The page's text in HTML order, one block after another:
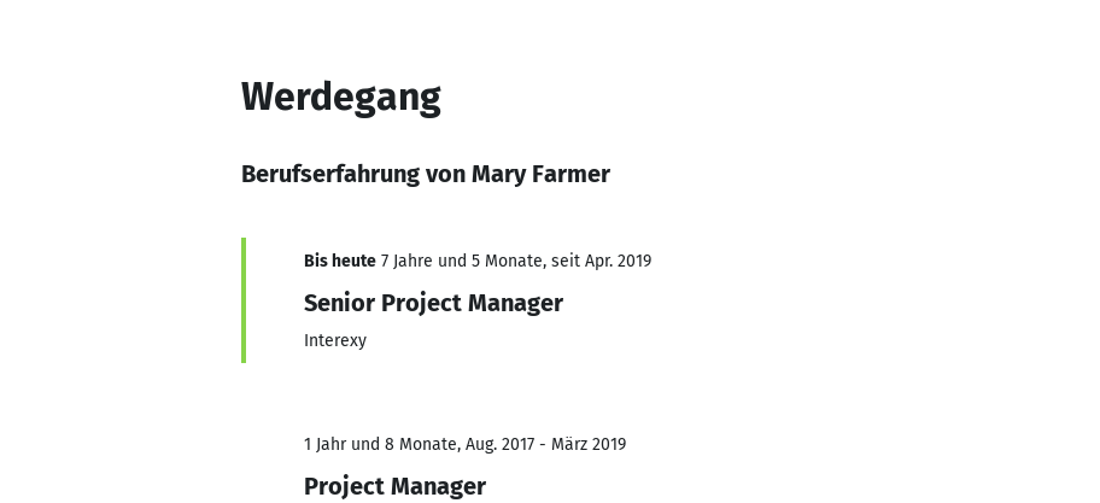
Werdegang
Berufserfahrung von Mary Farmer
Bis heute 7 Jahre und 5 Monate, seit Apr. 2019
Senior Project Manager
Interexy
1 Jahr und 8 Monate, Aug. 2017 - März 2019
Project Manager